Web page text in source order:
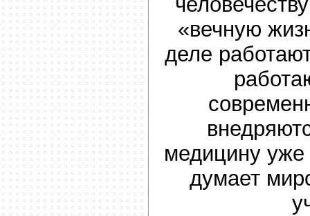
«вечную
деле
медицину уже
думает